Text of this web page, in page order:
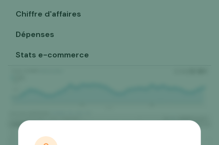
Chiffre d'affaires
Dépenses
Stats e-commerce